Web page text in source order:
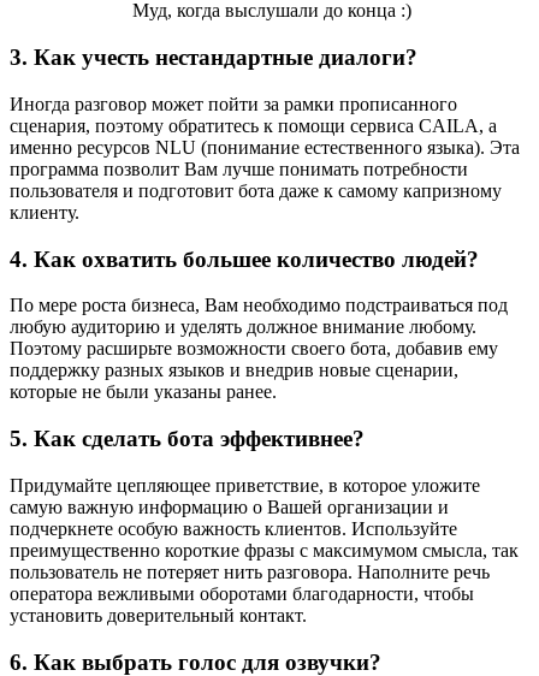
Муд, когда выслушали до конца :)
3. Как учесть нестандартные диалоги?
Иногда разговор может пойти за рамки прописанного
сценария, поэтому обратитесь к помощи сервиса CAILA, а
именно ресурсов NLU (понимание естественного языка). Эта
программа позволит Вам лучше понимать потребности
пользователя и подготовит бота даже к самому капризному
клиенту.
4. Как охватить большее количество людей?
По мере роста бизнеса, Вам необходимо подстраиваться под
любую аудиторию и уделять должное внимание любому.
Поэтому расширьте возможности своего бота, добавив ему
поддержку разных языков и внедрив новые сценарии,
которые не были указаны ранее.
5. Как сделать бота эффективнее?
Придумайте цепляющее приветствие, в которое уложите
самую важную информацию о Вашей организации и
подчеркнете особую важность клиентов. Используйте
преимущественно короткие фразы с максимумом смысла, так
пользователь не потеряет нить разговора. Наполните речь
оператора вежливыми оборотами благодарности, чтобы
установить доверительный контакт.
6. Как выбрать голос для озвучки?